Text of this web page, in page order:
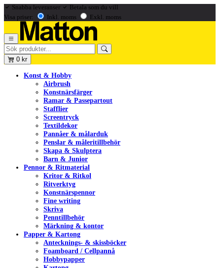
Snabba leveranser
Betala som du vill
Visa priser:
Inkl. moms Exkl. moms
0 kr
Konst & Hobby
Airbrush
Konstnärsfärger
Ramar & Passepartout
Stafflier
Screentryck
Textildekor
Pannåer & målarduk
Penslar & måleritillbehör
Skapa & Skulptera
Barn & Junior
Pennor & Ritmaterial
Kritor & Ritkol
Ritverktyg
Konstnärspennor
Fine writing
Skriva
Penntillbehör
Märkning & kontor
Papper & Kartong
Antecknings- & skissböcker
Foamboard / Cellpannå
Hobbypapper